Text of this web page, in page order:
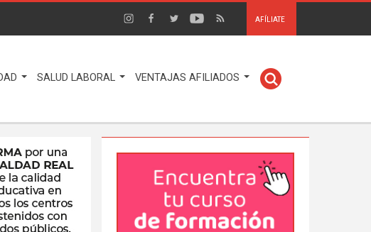
AFÍLIATE
SALUD LABORAL VENTAJAS AFILIADOS